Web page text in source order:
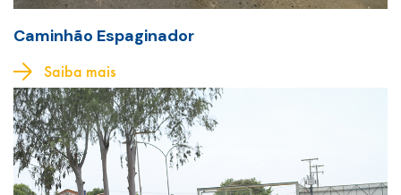
Caminhão Espaginador
Saiba mais